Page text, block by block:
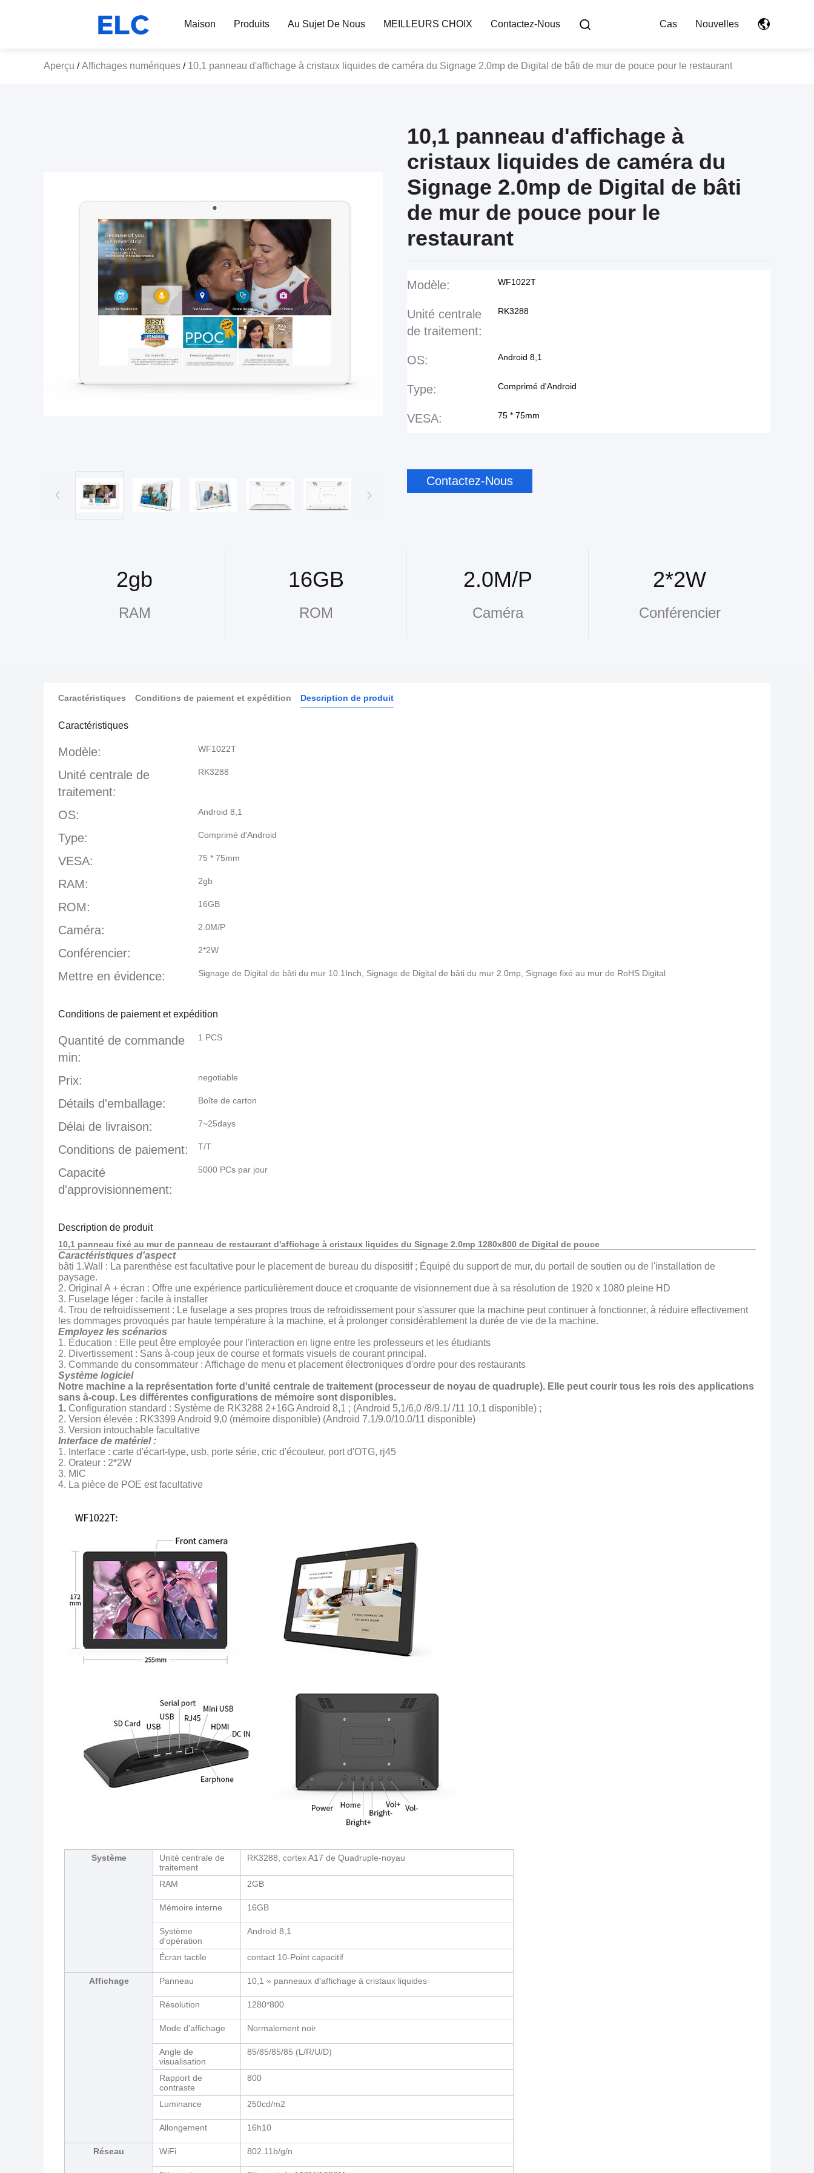
Maison Produits Au Sujet De Nous MEILLEURS CHOIX Contactez-Nous Cas Nouvelles
Aperçu / Affichages numériques / 10,1 panneau d'affichage à cristaux liquides de caméra du Signage 2.0mp de Digital de bâti de mur de pouce pour le restaurant
10,1 panneau d'affichage à
cristaux liquides de caméra du
Signage 2.0mp de Digital de bâti
de mur de pouce pour le
restaurant
Modèle: WF1022T
Unité centrale
de traitement:
RK3288
OS: Android 8,1
Type: Comprimé d'Android
VESA: 75 * 75mm
Contactez-Nous
2gb
RAM
16GB
ROM
2.0M/P
Caméra
2*2W
Conférencier
Caractéristiques Conditions de paiement et expédition Description de produit
Caractéristiques
Modèle: WF1022T
Unité centrale de
traitement:
RK3288
OS: Android 8,1
Type: Comprimé d'Android
VESA: 75 * 75mm
RAM: 2gb
ROM: 16GB
Caméra: 2.0M/P
Conférencier: 2*2W
Mettre en évidence: Signage de Digital de bâti du mur 10.1Inch Signage de Digital de bâti du mur 2.0mp Signage fixé au mur de RoHS Digital
Conditions de paiement et expédition
Quantité de commande
min:
1 PCS
Prix: negotiable
Détails d'emballage: Boîte de carton
Délai de livraison: 7~25days
Conditions de paiement: T/T
Capacité
d'approvisionnement:
5000 PCs par jour
Description de produit
10,1 panneau fixé au mur de panneau de restaurant d'affichage à cristaux liquides du Signage 2.0mp 1280x800 de Digital de pouce
Caractéristiques d'aspect
bâti 1.Wall : La parenthèse est facultative pour le placement de bureau du dispositif ; Équipé du support de mur, du portail de soutien ou de l'installation de
paysage.
2. Original A + écran : Offre une expérience particulièrement douce et croquante de visionnement due à sa résolution de 1920 x 1080 pleine HD
3. Fuselage léger : facile à installer
4. Trou de refroidissement : Le fuselage a ses propres trous de refroidissement pour s'assurer que la machine peut continuer à fonctionner, à réduire effectivement
les dommages provoqués par haute température à la machine, et à prolonger considérablement la durée de vie de la machine.
Employez les scénarios
1. Éducation : Elle peut être employée pour l'interaction en ligne entre les professeurs et les étudiants
2. Divertissement : Sans à-coup jeux de course et formats visuels de courant principal.
3. Commande du consommateur : Affichage de menu et placement électroniques d'ordre pour des restaurants
Système logiciel
Notre machine a la représentation forte d'unité centrale de traitement (processeur de noyau de quadruple). Elle peut courir tous les rois des applications
sans à-coup. Les différentes configurations de mémoire sont disponibles.
1. Configuration standard : Système de RK3288 2+16G Android 8,1 ; (Android 5,1/6,0 /8/9.1/ /11 10,1 disponible) ;
2. Version élevée : RK3399 Android 9,0 (mémoire disponible) (Android 7.1/9.0/10.0/11 disponible)
3. Version intouchable facultative
Interface de matériel :
1. Interface : carte d'écart-type, usb, porte série, cric d'écouteur, port d'OTG, rj45
2. Orateur : 2*2W
3. MIC
4. La pièce de POE est facultative
Système
Unité centrale de
traitement
RK3288, cortex A17 de Quadruple-noyau
RAM 2GB
Mémoire interne 16GB
Système
d'opération
Android 8,1
Écran tactile contact 10-Point capacitif
Affichage Panneau 10,1 » panneaux d'affichage à cristaux liquides
Résolution 1280*800
Mode d'affichage Normalement noir
Angle de
visualisation
85/85/85/85 (L/R/U/D)
Rapport de
contraste
800
Luminance 250cd/m2
Allongement 16h10
Réseau WiFi 802.11b/g/n